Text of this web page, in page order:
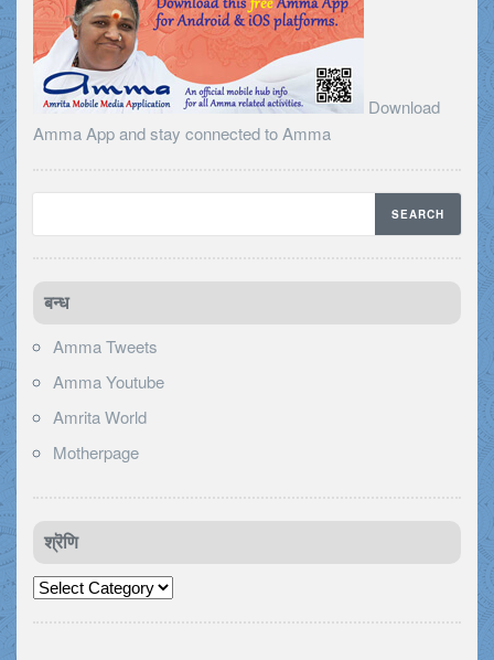
Download
Amma App and stay connected to Amma
बन्ध
Amma Tweets
Amma Youtube
Amrita World
Motherpage
श्रॆणि
श्रॆणि